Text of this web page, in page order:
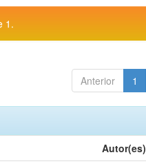
1.
Anterior 1
Autor(es)